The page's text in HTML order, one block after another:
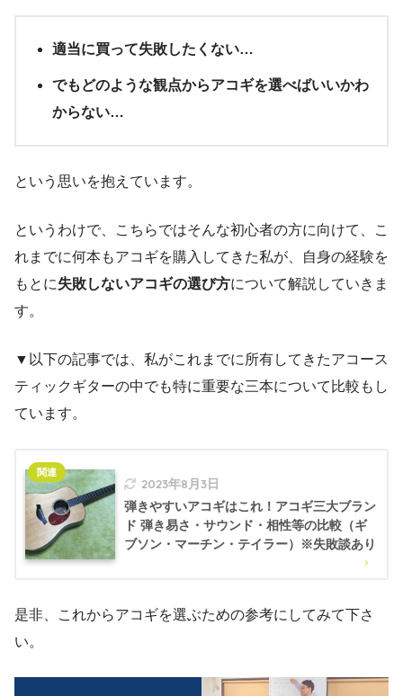
適当に買って失敗したくない…
でもどのような観点からアコギを選べばいいかわ
からない…
という思いを抱えています。
というわけで、こちらではそんな初心者の方に向けて、こ
れまでに何本もアコギを購入してきた私が、自身の経験を
もとに失敗しないアコギの選び方について解説していきま
す。
▼以下の記事では、私がこれまでに所有してきたアコース
ティックギターの中でも特に重要な三本について比較もし
ています。
2023年8月3日
弾きやすいアコギはこれ！アコギ三大ブラン
ド 弾き易さ・サウンド・相性等の比較（ギ
ブソン・マーチン・テイラー）※失敗談あり
是非、これからアコギを選ぶための参考にしてみて下さ
い。